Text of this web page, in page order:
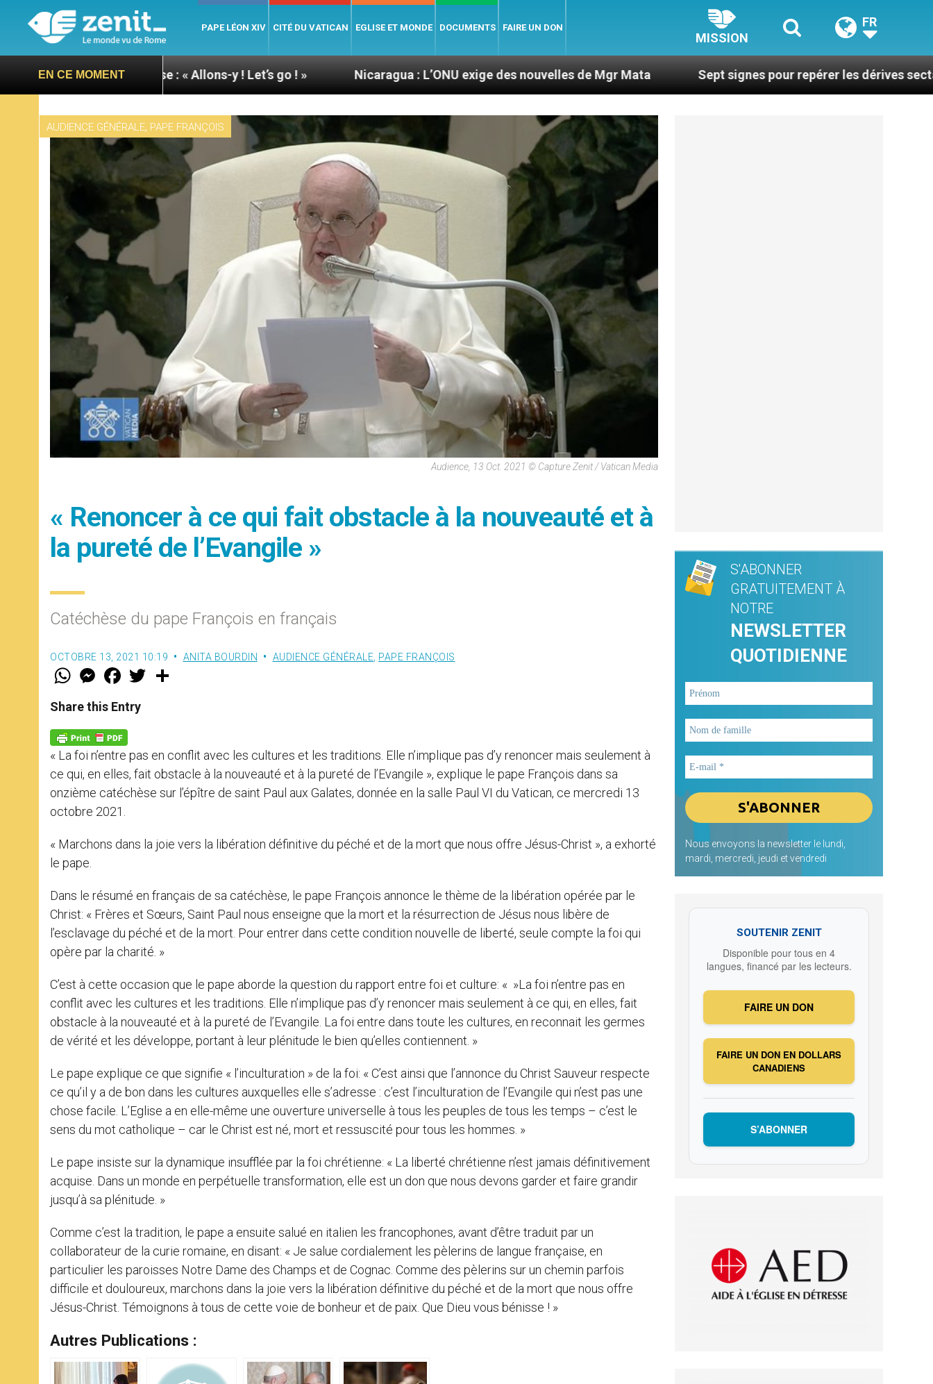
PAPE LÉON XIV CITÉ DU VATICAN EGLISE ET MONDE DOCUMENTS FAIRE UN DON
MISSION
FR
EN CE MOMENT
à Assise : « Allons-y ! Let’s go ! » Nicaragua : L’ONU exige des nouvelles de Mgr Mata Sept signes pour repérer les dérives sectaires du
AUDIENCE GÉNÉRALE, PAPE FRANÇOIS
Audience, 13 Oct. 2021 © Capture Zenit / Vatican Media
« Renoncer à ce qui fait obstacle à la nouveauté et à
la pureté de l’Evangile »
Catéchèse du pape François en français
OCTOBRE 13, 2021 10:19 ANITA BOURDIN AUDIENCE GÉNÉRALE, PAPE FRANÇOIS
W
t
s
A
p
p
M
e
s
e
n
g
e
r
F
a
e
b
o
k
w
Share this Entry
« La foi n’entre pas en conflit avec les cultures et les traditions. Elle n’implique pas d’y renoncer mais seulement à
ce qui, en elles, fait obstacle à la nouveauté et à la pureté de l’Evangile », explique le pape François dans sa
onzième catéchèse sur l’épître de saint Paul aux Galates, donnée en la salle Paul VI du Vatican, ce mercredi 13
octobre 2021.
« Marchons dans la joie vers la libération définitive du péché et de la mort que nous offre Jésus-Christ », a exhorté
le pape.
Dans le résumé en français de sa catéchèse, le pape François annonce le thème de la libération opérée par le
Christ: « Frères et Sœurs, Saint Paul nous enseigne que la mort et la résurrection de Jésus nous libère de
l’esclavage du péché et de la mort. Pour entrer dans cette condition nouvelle de liberté, seule compte la foi qui
opère par la charité. »
C’est à cette occasion que le pape aborde la question du rapport entre foi et culture: « »La foi n’entre pas en
conflit avec les cultures et les traditions. Elle n’implique pas d’y renoncer mais seulement à ce qui, en elles, fait
obstacle à la nouveauté et à la pureté de l’Evangile. La foi entre dans toute les cultures, en reconnait les germes
de vérité et les développe, portant à leur plénitude le bien qu’elles contiennent. »
Le pape explique ce que signifie « l’inculturation » de la foi: « C’est ainsi que l’annonce du Christ Sauveur respecte
ce qu’il y a de bon dans les cultures auxquelles elle s’adresse : c’est l’inculturation de l’Evangile qui n’est pas une
chose facile. L’Eglise a en elle-même une ouverture universelle à tous les peuples de tous les temps – c’est le
sens du mot catholique – car le Christ est né, mort et ressuscité pour tous les hommes. »
Le pape insiste sur la dynamique insufflée par la foi chrétienne: « La liberté chrétienne n’est jamais définitivement
acquise. Dans un monde en perpétuelle transformation, elle est un don que nous devons garder et faire grandir
jusqu’à sa plénitude. »
Comme c’est la tradition, le pape a ensuite salué en italien les francophones, avant d’être traduit par un
collaborateur de la curie romaine, en disant: « Je salue cordialement les pèlerins de langue française, en
particulier les paroisses Notre Dame des Champs et de Cognac. Comme des pèlerins sur un chemin parfois
difficile et douloureux, marchons dans la joie vers la libération définitive du péché et de la mort que nous offre
Jésus-Christ. Témoignons à tous de cette voie de bonheur et de paix. Que Dieu vous bénisse ! »
Autres Publications :
S'ABONNER
GRATUITEMENT À
NOTRE
NEWSLETTER
QUOTIDIENNE
Nous envoyons la newsletter le lundi,
mardi, mercredi, jeudi et vendredi
SOUTENIR ZENIT
Disponible pour tous en 4
langues, financé par les lecteurs.
FAIRE UN DON
FAIRE UN DON EN DOLLARS
CANADIENS
S’ABONNER